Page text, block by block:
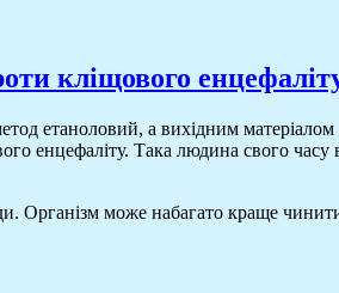
кліщового
етаноловий, а вихідним
енцефаліту. Така людина свого
Організм може набагато краще